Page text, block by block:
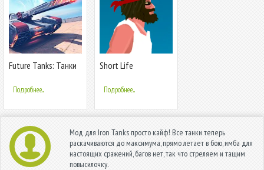
Future Tanks: Танки
Подробнее...
Short Life
Подробнее...
Мод для Iron Tanks просто кайф! Все танки теперь
раскачиваются до максимума, прямо летает в бою, имба для
настоящих сражений, багов нет, так что стреляем и тащим
повысилочку.